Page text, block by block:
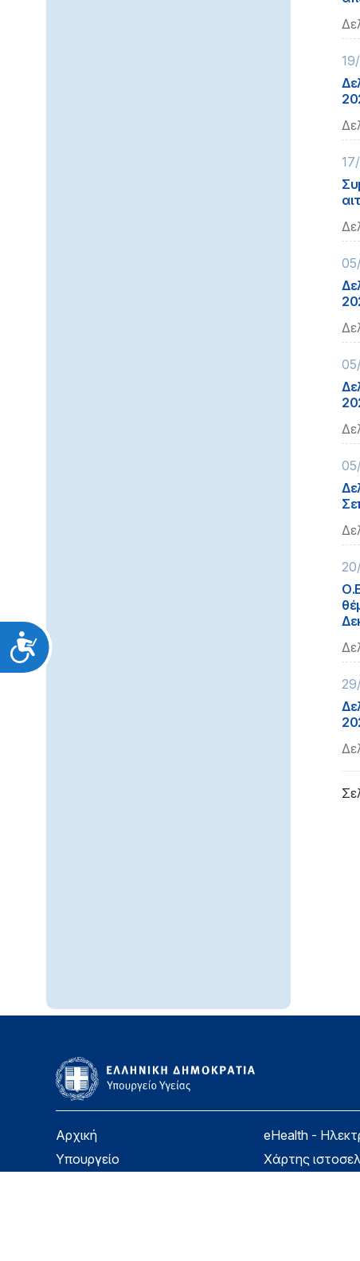
Προσιτότητα
Αρχική
Υπουργείο
eHealth -
Χάρτης